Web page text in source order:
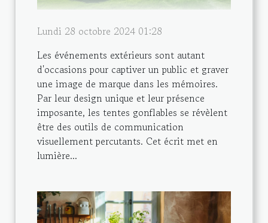
Lundi 28 octobre 2024 01:28
Les événements extérieurs sont autant
d'occasions pour captiver un public et graver
une image de marque dans les mémoires.
Par leur design unique et leur présence
imposante, les tentes gonflables se révèlent
être des outils de communication
visuellement percutants. Cet écrit met en
lumière...